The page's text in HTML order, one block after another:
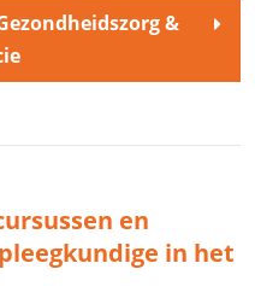
&
en
in het